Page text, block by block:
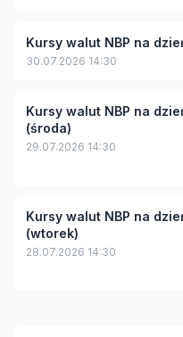
Kursy walut NBP na
30.07.2026 14:30
Kursy walut NBP na
(środa)
29.07.2026 14:30
Kursy walut NBP na
(wtorek)
28.07.2026 14:30